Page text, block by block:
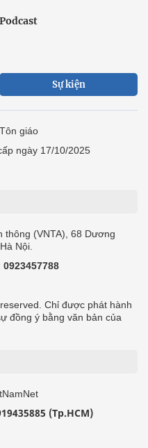
Podcast
Sự kiện
giáo
ngày 17/10/2025
thông (VNTA), 68 Dương
Nội.
0923457788
Chỉ được phát hành
đồng ý bằng văn bản của
(Tp.HCM)